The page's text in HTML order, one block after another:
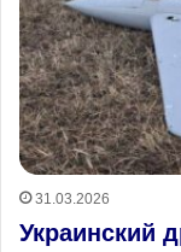
31.03.2026
Украинский